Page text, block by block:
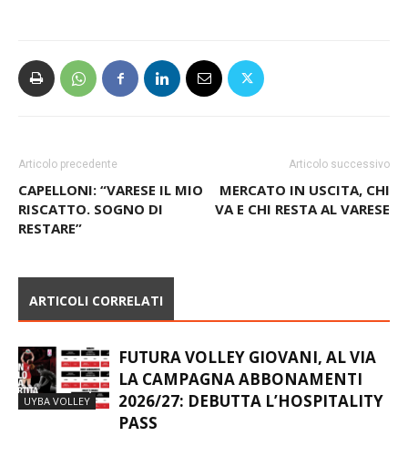
Articolo precedente
CAPELLONI: “VARESE IL MIO
RISCATTO. SOGNO DI
RESTARE”
Articolo successivo
MERCATO IN USCITA, CHI
VA E CHI RESTA AL VARESE
ARTICOLI CORRELATI
UYBA VOLLEY
FUTURA VOLLEY GIOVANI, AL VIA
LA CAMPAGNA ABBONAMENTI
2026/27: DEBUTTA L’HOSPITALITY
PASS